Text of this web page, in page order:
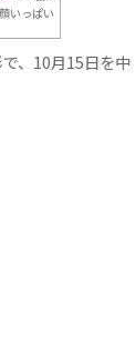
いっぱい
、10月15日を中